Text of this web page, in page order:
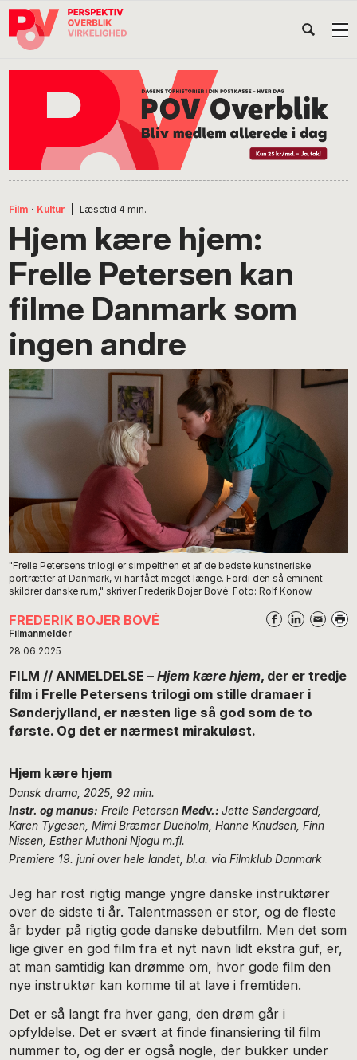
Gå
direkte
Skip
indhold
Gå
direkte
Film · Kultur Læsetid 4 min.
Hjem kære hjem:
Frelle Petersen kan
filme Danmark som
ingen andre
"Frelle Petersens trilogi er simpelthen et af de bedste kunstneriske
portrætter af Danmark, vi har fået meget længe. Fordi den så eminent
skildrer danske rum," skriver Frederik Bojer Bové. Foto: Rolf Konow
FREDERIK BOJER BOVÉ
Filmanmelder
28.06.2025
FILM // ANMELDELSE –Hjem kære hjem, der er tredje
film i Frelle Petersens trilogi om stille dramaer i
Sønderjylland, er næsten lige så god som de to
første. Og det er nærmest mirakuløst.
Hjem kære hjem
Dansk drama, 2025, 92 min.
Instr. og manus: Frelle PetersenMedv.:Jette Søndergaard,
Karen Tygesen, Mimi Bræmer Dueholm, Hanne Knudsen, Finn
Nissen, Esther Muthoni Njogu m.fl.
Premiere 19. juni over hele landet, bl.a. via Filmklub Danmark
Jeg har rost rigtig mange yngre danske instruktører
over de sidste ti år. Talentmassen er stor, og de fleste
år byder på rigtig gode danske debutfilm. Men det som
lige giver en god film fra et nyt navn lidt ekstra guf, er,
at man samtidig kan drømme om, hvor gode film den
nye instruktør kan komme til at lave i fremtiden.
Det er så langt fra hver gang, den drøm går i
opfyldelse. Det er svært at finde finansiering til film
nummer to, og der er også nogle, der bukker under